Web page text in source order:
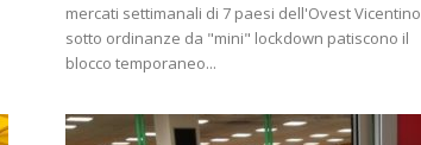
mercati settimanali di 7 paesi dell'Ovest Vicentino
sotto ordinanze da "mini" lockdown patiscono il
blocco temporaneo...